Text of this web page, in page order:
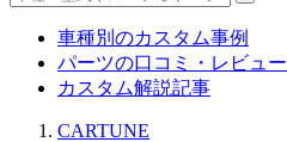
車種別のカスタム事例
パーツの口コミ・レビュー
カスタム解説記事
CARTUNE